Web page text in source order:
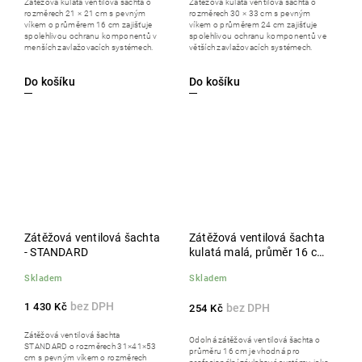
Do košíku
rozměrech 21 × 21 cm s pevným
víkem o průměrem 16 cm zajišťuje
spolehlivou ochranu komponentů v
menších zavlažovacích systémech.
Do košíku
rozměrech 30 × 33 cm s pevným
víkem o průměrem 24 cm zajišťuje
spolehlivou ochranu komponentů ve
větších zavlažovacích systémech.
Zátěžová ventilová šachta
- STANDARD
Skladem
1 430 Kč
Zátěžová ventilová šachta
STANDARD o rozměrech 31×41×53
cm s pevným víkem o rozměrech
Zátěžová ventilová šachta
kulatá malá, průměr 16 cm,
Skladem
254 Kč
Odolná zátěžová ventilová šachta o
průměru 16 cm je vhodná pro